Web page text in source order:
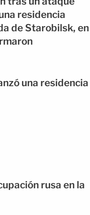
residencia
de Starobilsk, en
una residencia
rusa en la